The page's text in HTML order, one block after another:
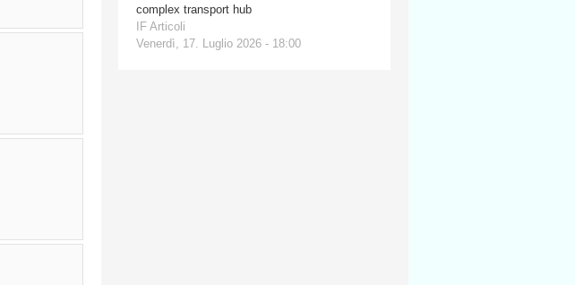
complex transport hub
IF Articoli
Venerdì, 17. Luglio 2026 - 18:00